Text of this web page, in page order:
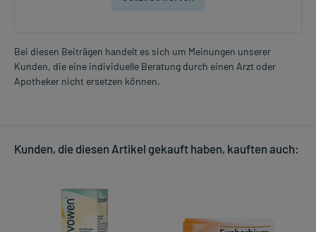
Bei diesen Beiträgen handelt es sich um Meinungen unserer
Kunden, die eine individuelle Beratung durch einen Arzt oder
Apotheker nicht ersetzen können.
Kunden, die diesen Artikel gekauft haben, kauften auch: